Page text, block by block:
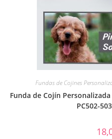
Fundas de Cojines
Funda de Cojín
PC502-